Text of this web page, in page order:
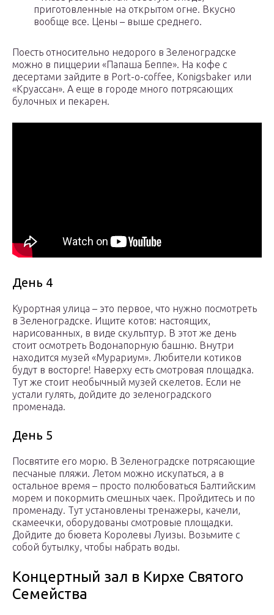
приготовленные на открытом огне. Вкусно
вообще все. Цены – выше среднего.
Поесть относительно недорого в Зеленоградске
можно в пиццерии «Папаша Беппе». На кофе с
десертами зайдите в Port-o-coffee, Konigsbaker или
«Круассан». А еще в городе много потрясающих
булочных и пекарен.
День 4
Курортная улица – это первое, что нужно посмотреть
в Зеленоградске. Ищите котов: настоящих,
нарисованных, в виде скульптур. В этот же день
стоит осмотреть Водонапорную башню. Внутри
находится музей «Мурариум». Любители котиков
будут в восторге! Наверху есть смотровая площадка.
Тут же стоит необычный музей скелетов. Если не
устали гулять, дойдите до зеленоградского
променада.
День 5
Посвятите его морю. В Зеленоградске потрясающие
песчаные пляжи. Летом можно искупаться, а в
остальное время – просто полюбоваться Балтийским
морем и покормить смешных чаек. Пройдитесь и по
променаду. Тут установлены тренажеры, качели,
скамеечки, оборудованы смотровые площадки.
Дойдите до бювета Королевы Луизы. Возьмите с
собой бутылку, чтобы набрать воды.
Концертный зал в Кирхе Святого
Семейства